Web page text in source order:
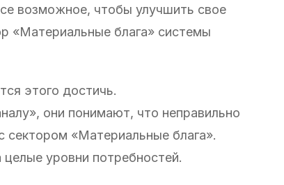
возможное, чтобы улучшить свое
«Материальные блага» системы
этого достичь.
они понимают, что неправильно
сектором «Материальные блага».
уровни потребностей.